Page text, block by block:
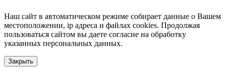
Наш сайт в автоматическом режиме собирает данные о Вашем
местоположении, ip адреса и файлах cookies. Продолжая
пользоваться сайтом вы даете согласие на обработку
указанных персональных данных.
Закрыть